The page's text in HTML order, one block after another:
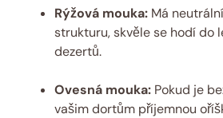
Rýžová mouka: Má
strukturu, skvěle se hodí do
dezertů.
Ovesná mouka: Pokud je
vašim dortům příjemnou